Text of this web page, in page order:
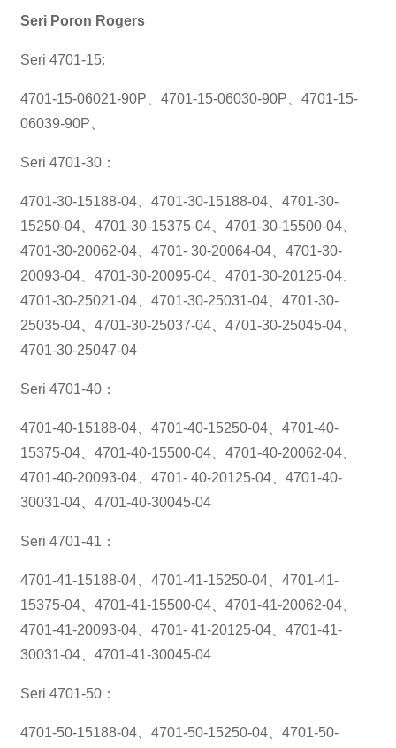
Seri Poron Rogers
Seri 4701-15:
4701-15-06021-90P、4701-15-06030-90P、4701-15-
06039-90P、
Seri 4701-30：
4701-30-15188-04、4701-30-15188-04、4701-30-
15250-04、4701-30-15375-04、4701-30-15500-04、
4701-30-20062-04、4701- 30-20064-04、4701-30-
20093-04、4701-30-20095-04、4701-30-20125-04、
4701-30-25021-04、4701-30-25031-04、4701-30-
25035-04、4701-30-25037-04、4701-30-25045-04、
4701-30-25047-04
Seri 4701-40：
4701-40-15188-04、4701-40-15250-04、4701-40-
15375-04、4701-40-15500-04、4701-40-20062-04、
4701-40-20093-04、4701- 40-20125-04、4701-40-
30031-04、4701-40-30045-04
Seri 4701-41：
4701-41-15188-04、4701-41-15250-04、4701-41-
15375-04、4701-41-15500-04、4701-41-20062-04、
4701-41-20093-04、4701- 41-20125-04、4701-41-
30031-04、4701-41-30045-04
Seri 4701-50：
4701-50-15188-04、4701-50-15250-04、4701-50-